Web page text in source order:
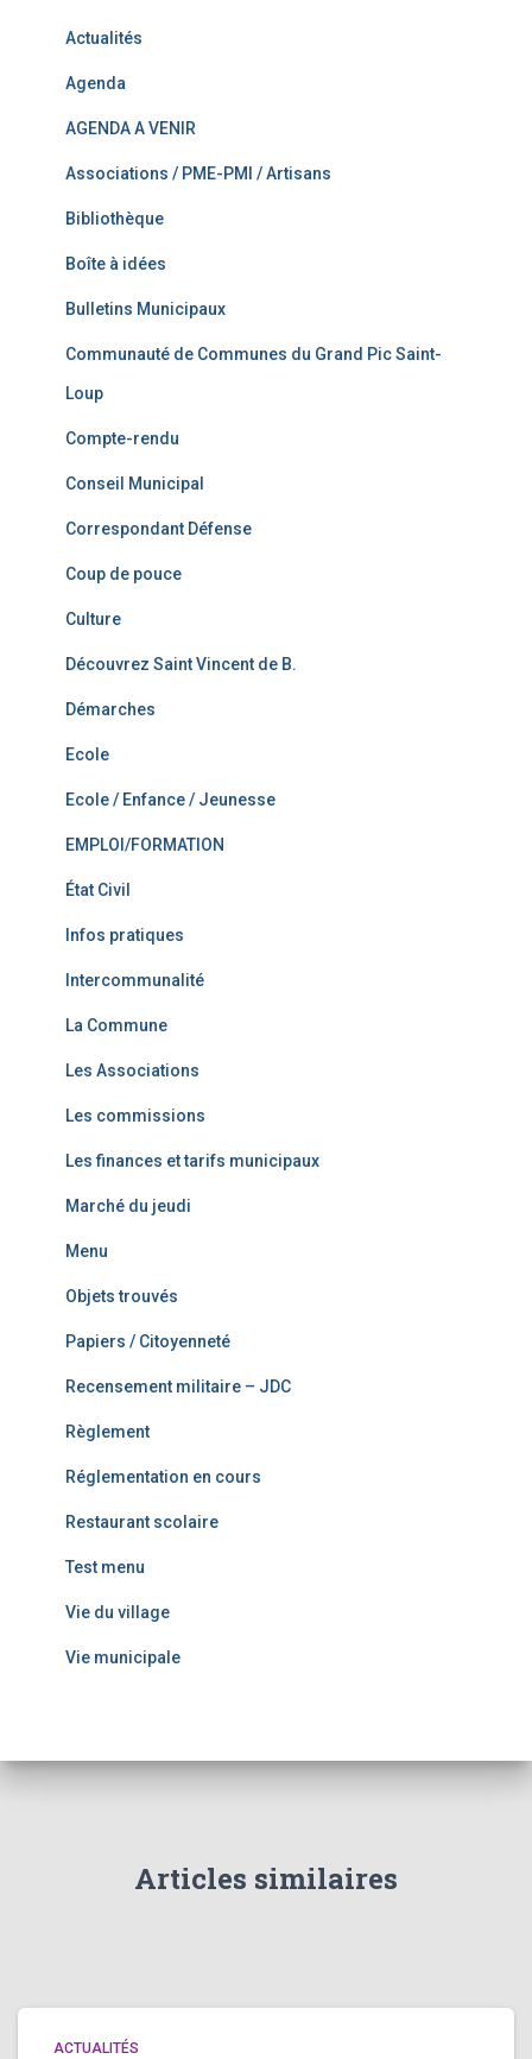
Actualités
Agenda
AGENDA A VENIR
Associations / PME-PMI / Artisans
Bibliothèque
Boîte à idées
Bulletins Municipaux
Communauté de Communes du Grand Pic Saint-
Loup
Compte-rendu
Conseil Municipal
Correspondant Défense
Coup de pouce
Culture
Découvrez Saint Vincent de B.
Démarches
Ecole
Ecole / Enfance / Jeunesse
EMPLOI/FORMATION
État Civil
Infos pratiques
Intercommunalité
La Commune
Les Associations
Les commissions
Les finances et tarifs municipaux
Marché du jeudi
Menu
Objets trouvés
Papiers / Citoyenneté
Recensement militaire – JDC
Règlement
Réglementation en cours
Restaurant scolaire
Test menu
Vie du village
Vie municipale
Articles similaires
ACTUALITÉS